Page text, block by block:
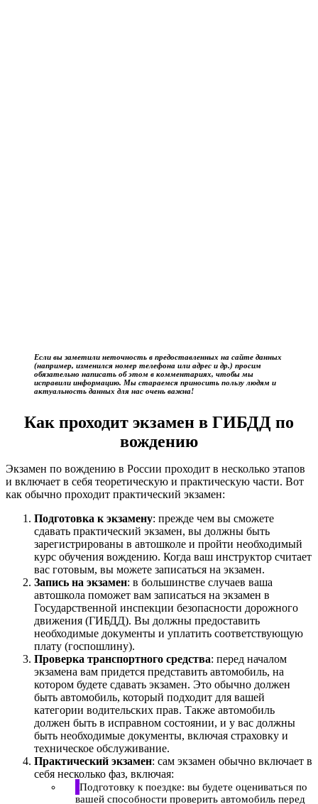
Если вы заметили неточность в предоставленных на сайте данных
(например, изменился номер телефона или адрес и др.) просим
обязательно написать об этом в комментариях, чтобы мы
исправили информацию. Мы стараемся приносить пользу людям и
актуальность данных для нас очень важна!
Как проходит экзамен в ГИБДД по
вождению
Экзамен по вождению в России проходит в несколько этапов
и включает в себя теоретическую и практическую части. Вот
как обычно проходит практический экзамен:
Подготовка к экзамену: прежде чем вы сможете
сдавать практический экзамен, вы должны быть
зарегистрированы в автошколе и пройти необходимый
курс обучения вождению. Когда ваш инструктор считает
вас готовым, вы можете записаться на экзамен.
Запись на экзамен: в большинстве случаев ваша
автошкола поможет вам записаться на экзамен в
Государственной инспекции безопасности дорожного
движения (ГИБДД). Вы должны предоставить
необходимые документы и уплатить соответствующую
плату (госпошлину).
Проверка транспортного средства: перед началом
экзамена вам придется представить автомобиль, на
котором будете сдавать экзамен. Это обычно должен
быть автомобиль, который подходит для вашей
категории водительских прав. Также автомобиль
должен быть в исправном состоянии, и у вас должны
быть необходимые документы, включая страховку и
техническое обслуживание.
Практический экзамен: сам экзамен обычно включает в
себя несколько фаз, включая:
Подготовку к поездке: вы будете оцениваться по
вашей способности проверить автомобиль перед